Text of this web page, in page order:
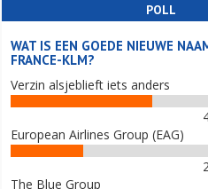
POLL
WAT IS EEN GOEDE NIEUWE
FRANCE-KLM?
Verzin alsjeblieft iets anders
European Airlines Group (EAG)
The Blue Group